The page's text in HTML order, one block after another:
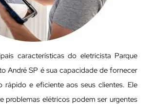
características do eletricista Parque
André SP é sua capacidade de fornecer
rápido e eficiente aos seus clientes. Ele
problemas elétricos podem ser urgentes